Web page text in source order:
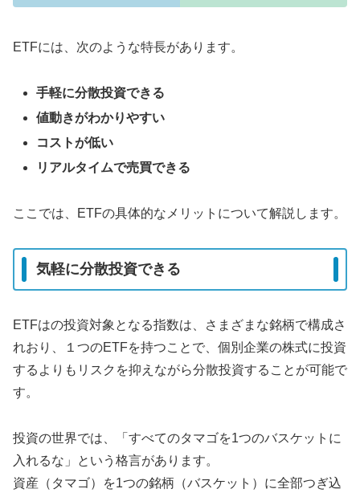
ETFには、次のような特長があります。
手軽に分散投資できる
値動きがわかりやすい
コストが低い
リアルタイムで売買できる
ここでは、ETFの具体的なメリットについて解説します。
気軽に分散投資できる
ETFはの投資対象となる指数は、さまざまな銘柄で構成さ
れおり、１つのETFを持つことで、個別企業の株式に投資
するよりもリスクを抑えながら分散投資することが可能で
す。
投資の世界では、「すべてのタマゴを1つのバスケットに
入れるな」という格言があります。
資産（タマゴ）を1つの銘柄（バスケット）に全部つぎ込